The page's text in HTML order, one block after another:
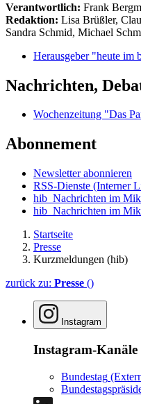
Verantwortlich: Frank
Redaktion: Lisa Brüßler,
Sandra Schmid, Michael
Herausgeber "heute im
Nachrichten,
Wochenzeitung "Das
Abonnement
Newsletter abonnieren
RSS-Dienste (Interner
hib_Nachrichten im
hib_Nachrichten im
Startseite
Presse
Kurzmeldungen (hib)
zurück zu: Presse ()
Instagram
Instagram-Kanäle
Bundestag